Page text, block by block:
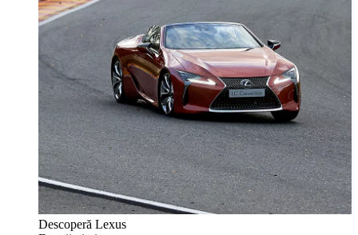
Descoperă Lexus